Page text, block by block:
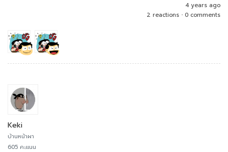
4 years ago
2 reactions • 0 comments
Keki
บ้านหน้าผา
605 คะแนน